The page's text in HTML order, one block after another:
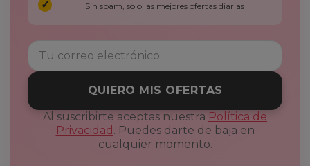
Sin spam, solo las mejores ofertas diarias
QUIERO MIS OFERTAS
Al suscribirte aceptas nuestra Política de
Privacidad . Puedes darte de baja en
cualquier momento.